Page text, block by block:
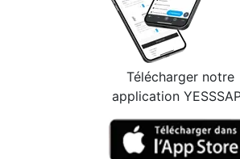
Télécharger notre
application